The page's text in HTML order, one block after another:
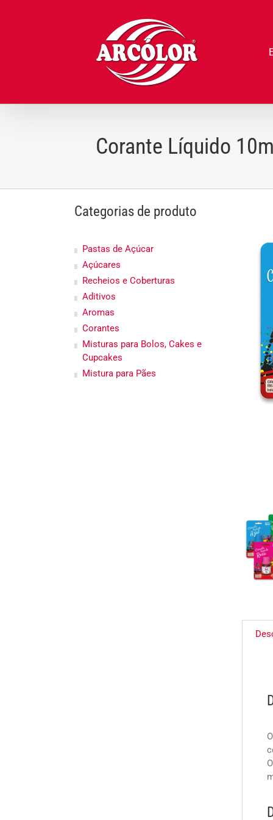
Corante Líquido
Categorias de produto
Pastas de Açúcar
Açúcares
Recheios e Coberturas
Aditivos
Aromas
Corantes
Misturas para Bolos, Cakes e
Cupcakes
Mistura para Pães